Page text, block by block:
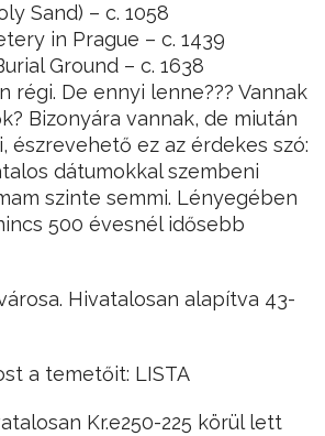
Sand) – c. 1058
in Prague – c. 1439
Ground – c. 1638
régi. De ennyi lenne??? Vannak
Bizonyára vannak, de miután
észrevehető ez az érdekes szó:
dátumokkal szembeni
szinte semmi. Lényegében
500 évesnél idősebb
Hivatalosan alapítva 43-
a temetőit: LISTA
Kr.e250-225 körül lett